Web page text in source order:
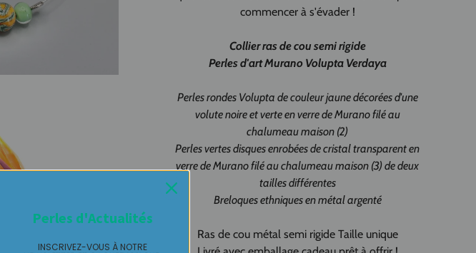
commencer à s'évader !
Collier ras de cou semi rigide
Perles d'art Murano Volupta Verdaya
Perles rondes Volupta de couleur jaune décorées d'une
volute noire et verte en verre de Murano filé au
chalumeau maison (2)
Perles vertes disques enrobées de cristal transparent en
verre de Murano filé au chalumeau maison (3) de deux
tailles différentes
Breloques ethniques en métal argenté
Ras de cou métal semi rigide Taille unique
Perles d'Actualités
INSCRIVEZ-VOUS À NOTRE